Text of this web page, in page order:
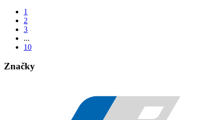
1
2
3
...
10
Značky